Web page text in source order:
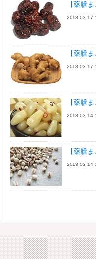
【薬膳
2018-03-17
【薬膳
2018-03-17
【薬膳
2018-03-14
【薬膳
2018-03-14